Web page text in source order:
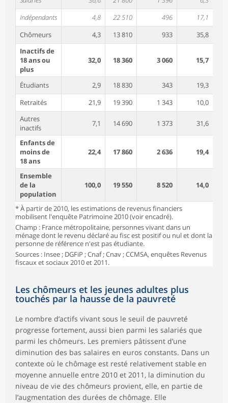
Indépendants
4,8 22 510 496
17,1
Chômeurs
4,3 13 810 933
35,8
Inactifs de
18 ans ou
plus
32,0 18 360 3 060 15,7
Étudiants 2,9 18 830 343
19,3
Retraités
21,9 19 390 1 343
10,0
Autres
inactifs
7,1 14 690 1 373 31,6
Enfants de
moins de
18 ans
22,4 17 860 2 636 19,4
Ensemble
de la
population
100,0 19 550 8 520 14,0
* À partir de 2010, les estimations de revenus financiers
mobilisent l'enquête Patrimoine 2010 (voir encadré).
Champ : France métropolitaine, personnes vivant dans un
ménage dont le revenu déclaré au fisc est positif ou nul et dont la
personne de référence n'est pas étudiante.
Sources : Insee ; DGFiP ; Cnaf ; Cnav ; CCMSA, enquêtes Revenus
fiscaux et sociaux 2010 et 2011.
Les chômeurs et les jeunes adultes plus
touchés par la hausse de la pauvreté
Le nombre d’actifs vivant sous le seuil de pauvreté
progresse fortement, aussi bien parmi les salariés que
parmi les chômeurs. Les premiers pâtissent d’une
diminution des bas salaires en euros constants. Dans un
contexte où le chômage est resté relativement stable en
moyenne annuelle entre 2010 et 2011, la diminution du
niveau de vie des chômeurs provient, elle, en partie de
l’augmentation des durées de chômage. Elle